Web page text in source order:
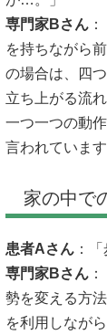
専門家Bさん
を持ちながら
の場合は、四
立ち上がる流
一つ一つの動
言われています
家の中で
患者Aさん ：
専門家Bさん
勢を変える方
を利用しなが